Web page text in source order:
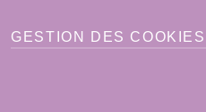
GESTION DES COOKIES